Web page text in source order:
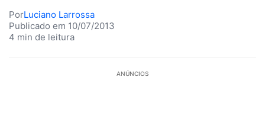
PorLuciano Larrossa
Publicado em 10/07/2013
4 min de leitura
ANÚNCIOS